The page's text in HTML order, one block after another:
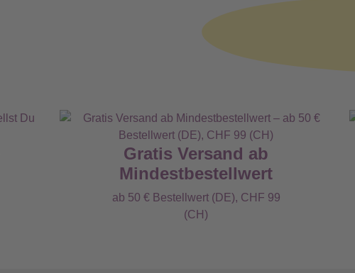
Gratis Versand ab
Mindestbestellwert
ab 50 € Bestellwert (DE), CHF 99
(CH)